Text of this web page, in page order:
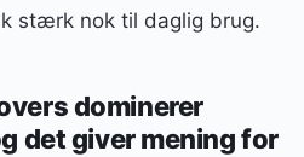
stærk nok til daglig brug.
dominerer
det giver mening for